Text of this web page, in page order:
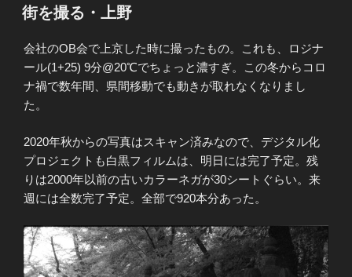
稿
日:
街を撮る・上野
会社のOB会で上京した時に撮ったもの。これも、ロジナ
ール(1+25) 9分@20℃でちょっと濃すぎ。この冬からコロ
ナ禍で数年間、県間移動でも動きが取れなくなりまし
た。
2020年秋からの写真はスキャン済みなので、デジタル化
プロジェクトも白黒フィルムは、明日には完了予定。残
りは2000年以前の古いカラーネガが30シートぐらい。来
週には全数完了予定。全部で920本分あった。